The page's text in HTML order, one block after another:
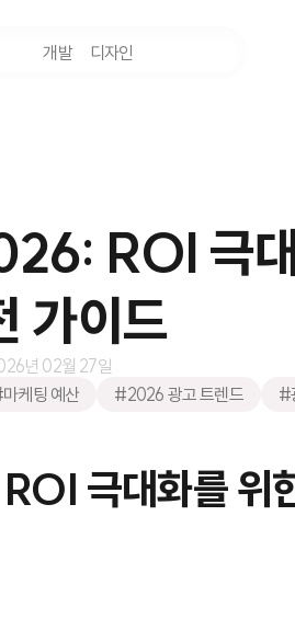
개발 디자인
ROI 극
가이드
년 02월 27일
케팅 예산 #2026 광고 트렌드 #
극대화를 위